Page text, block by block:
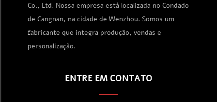
Co., Ltd. Nossa empresa está localizada no Condado
de Cangnan, na cidade de Wenzhou. Somos um
fabricante que integra produção, vendas e
personalização.
ENTRE EM CONTATO